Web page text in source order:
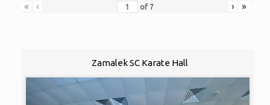
« ‹ of 7 › »
Zamalek SC Karate Hall